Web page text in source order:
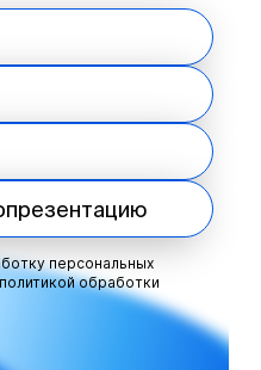
персональных
политикой обработки